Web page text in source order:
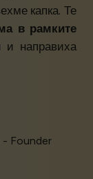
капка. Те
в рамките
и направиха
- Founder